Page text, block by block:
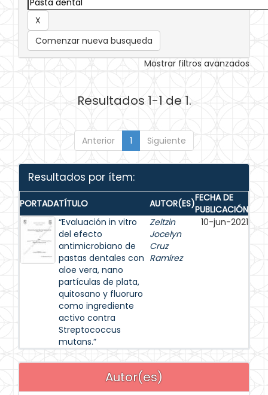
Comenzar nueva busqueda
Mostrar filtros avanzados
Resultados 1-1 de 1.
Anterior 1 Siguiente
Resultados por ítem:
PORTADATÍTULO AUTOR(ES)FECHA DE
PUBLICACIÓN
“Evaluación in vitro
del efecto
antimicrobiano de
pastas dentales con
aloe vera, nano
partículas de plata,
quitosano y fluoruro
como ingrediente
activo contra
Streptococcus
mutans.”
Zeltzin
Jocelyn
Cruz
Ramírez
10-jun-2021
Autor(es)